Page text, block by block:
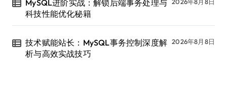
MySQL进阶实战：解锁后端事务处理与
科技性能优化秘籍
技术赋能站长：MySQL事务控制深度解
析与高效实战技巧
2026年8月8日